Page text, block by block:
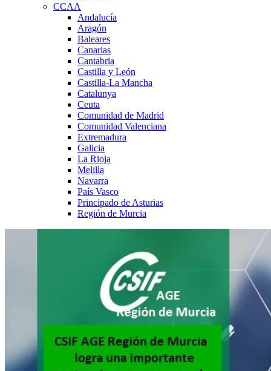
CCAA
Andalucía
Aragón
Baleares
Canarias
Cantabria
Castilla y León
Castilla-La Mancha
Catalunya
Ceuta
Comunidad de Madrid
Comunidad Valenciana
Extremadura
Galicia
La Rioja
Melilla
Navarra
País Vasco
Principado de Asturias
Región de Murcia